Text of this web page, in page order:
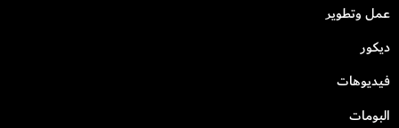
عمل وتطوير
ديكور
فيديوهات
البومات